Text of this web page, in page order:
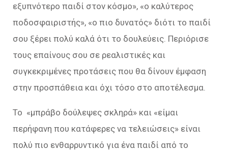
εξυπνότερο παιδί στον κόσμο», «ο καλύτερος
ποδοσφαιριστής», «ο πιο δυνατός» διότι το παιδί
σου ξέρει πολύ καλά ότι το δουλεύεις. Περιόρισε
τους επαίνους σου σε ρεαλιστικές και
συγκεκριμένες προτάσεις που θα δίνουν έμφαση
στην προσπάθεια και όχι τόσο στο αποτέλεσμα.
Το «μπράβο δούλεψες σκληρά» και «είμαι
περήφανη που κατάφερες να τελειώσεις» είναι
πολύ πιο ενθαρρυντικό για ένα παιδί από το